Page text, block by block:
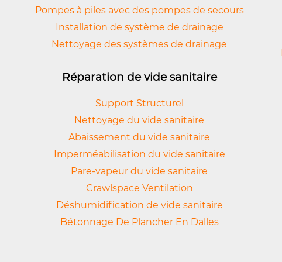
Pompes à piles avec des pompes de secours
Installation de système de drainage
Nettoyage des systèmes de drainage
Réparation de vide sanitaire
Support Structurel
Nettoyage du vide sanitaire
Abaissement du vide sanitaire
Imperméabilisation du vide sanitaire
Pare-vapeur du vide sanitaire
Crawlspace Ventilation
Déshumidification de vide sanitaire
Bétonnage De Plancher En Dalles